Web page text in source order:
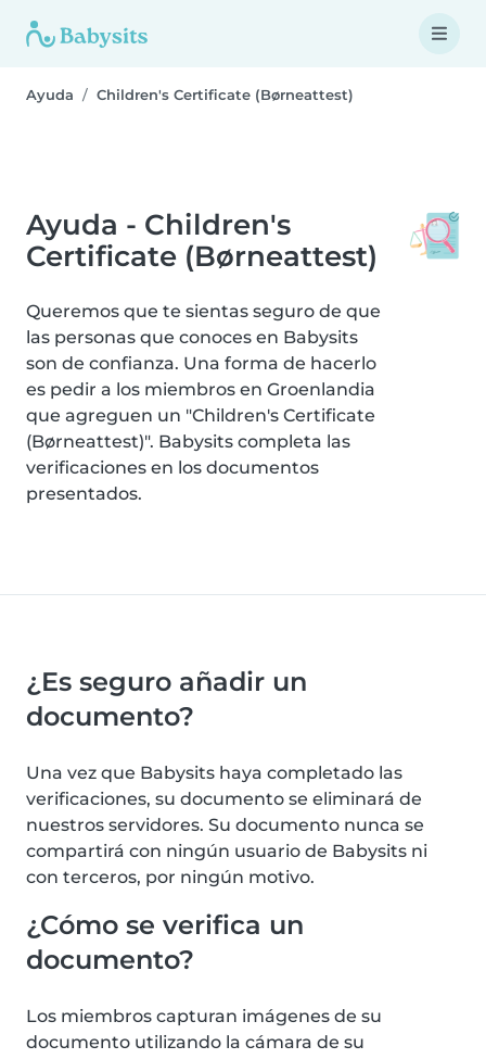
Ayuda Children's Certificate (Børneattest)
Ayuda - Children's
Certificate (Børneattest)
Queremos que te sientas seguro de que
las personas que conoces en Babysits
son de confianza. Una forma de hacerlo
es pedir a los miembros en Groenlandia
que agreguen un "Children's Certificate
(Børneattest)". Babysits completa las
verificaciones en los documentos
presentados.
¿Es seguro añadir un
documento?
Una vez que Babysits haya completado las
verificaciones, su documento se eliminará de
nuestros servidores. Su documento nunca se
compartirá con ningún usuario de Babysits ni
con terceros, por ningún motivo.
¿Cómo se verifica un
documento?
Los miembros capturan imágenes de su
documento utilizando la cámara de su